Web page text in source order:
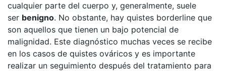
cualquier parte del cuerpo y, generalmente, suele
ser benigno. No obstante, hay quistes borderline que
son aquellos que tienen un bajo potencial de
malignidad. Este diagnóstico muchas veces se recibe
en los casos de quistes ováricos y es importante
realizar un seguimiento después del tratamiento para